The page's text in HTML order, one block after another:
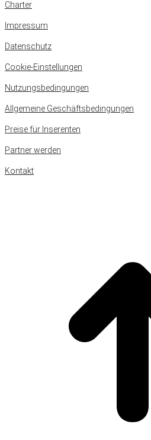
Charter
Impressum
Datenschutz
Cookie-Einstellungen
Nutzungsbedingungen
Allgemeine Geschäftsbedingungen
Preise für Inserenten
Partner werden
Kontakt